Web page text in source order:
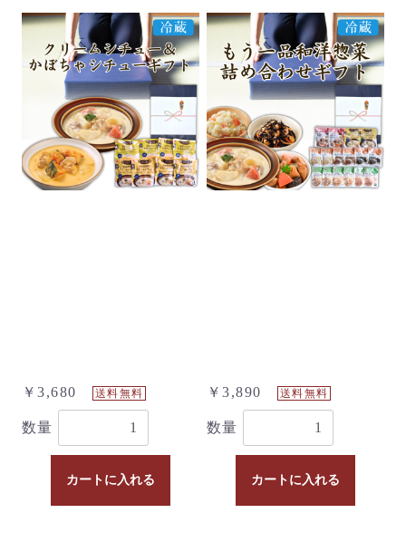
￥3,680 送料無料
数量
カートに入れる
￥3,890 送料無料
数量
カートに入れる